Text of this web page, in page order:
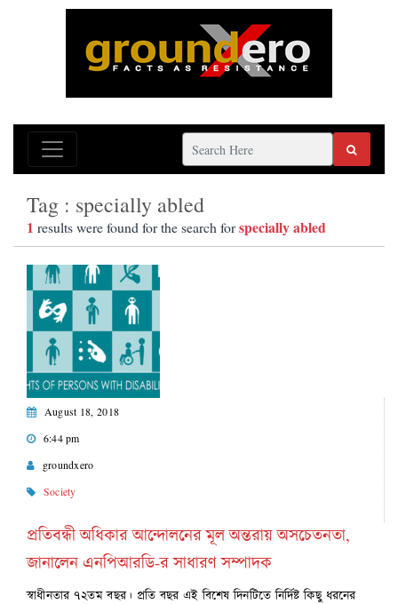
Tag : specially abled
1 results were found for the search forspecially abled
August 18, 2018
6:44 pm
groundxero
Society
প্রতিবন্ধী অধিকার আন্দোলনের মূল অন্তরায় অসচেতনতা,
জানালেন এনপিআরডি-র সাধারণ সম্পাদক
স্বাধীনতার ৭২তম বছর। প্রতি বছর এই বিশেষ দিনটিতে নির্দিষ্ট কিছু ধরনের